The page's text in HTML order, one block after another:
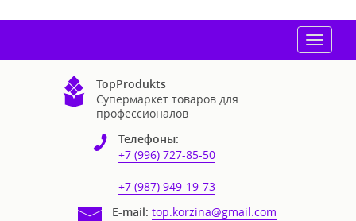
Toggle
TopProdukts
Супермаркет товаров для
профессионалов
Телефоны:
+7 (996) 727-85-50
+7 (987) 949-19-73
E-mail: top.korzina@gmail.com